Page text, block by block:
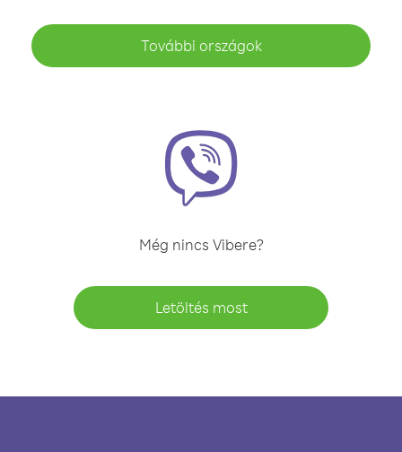
További országok
Még nincs Vibere?
Letöltés most